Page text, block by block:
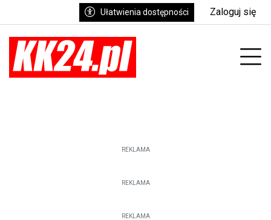
Ułatwienia dostępności Zaloguj się
REKLAMA
REKLAMA
REKLAMA